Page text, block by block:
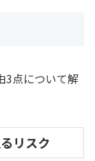
3点について解
リスク